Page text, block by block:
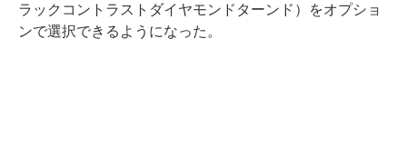
ラックコントラストダイヤモンドターンド）をオプショ
ンで選択できるようになった。